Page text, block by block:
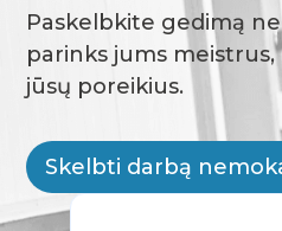
Paskelbkite gedimą
parinks jums
jūsų poreikius.
Skelbti darbą